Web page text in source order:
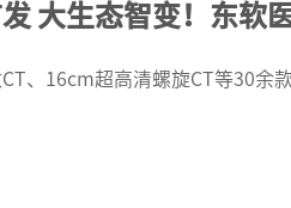
大生态智变！东软
、16cm超高清螺旋CT等30余